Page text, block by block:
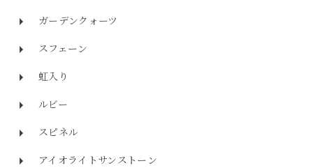
ガーデンクォーツ
スフェーン
虹入り
ルビー
スピネル
アイオライトサンストーン